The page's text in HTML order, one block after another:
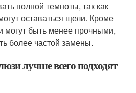
полной темноты, так как
оставаться щели. Кроме
могут быть менее прочными,
более частой замены.
лучше всего подходят